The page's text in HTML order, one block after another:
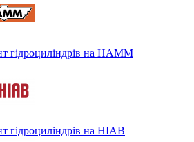
гідроциліндрів на HAMM
гідроциліндрів на HIAB